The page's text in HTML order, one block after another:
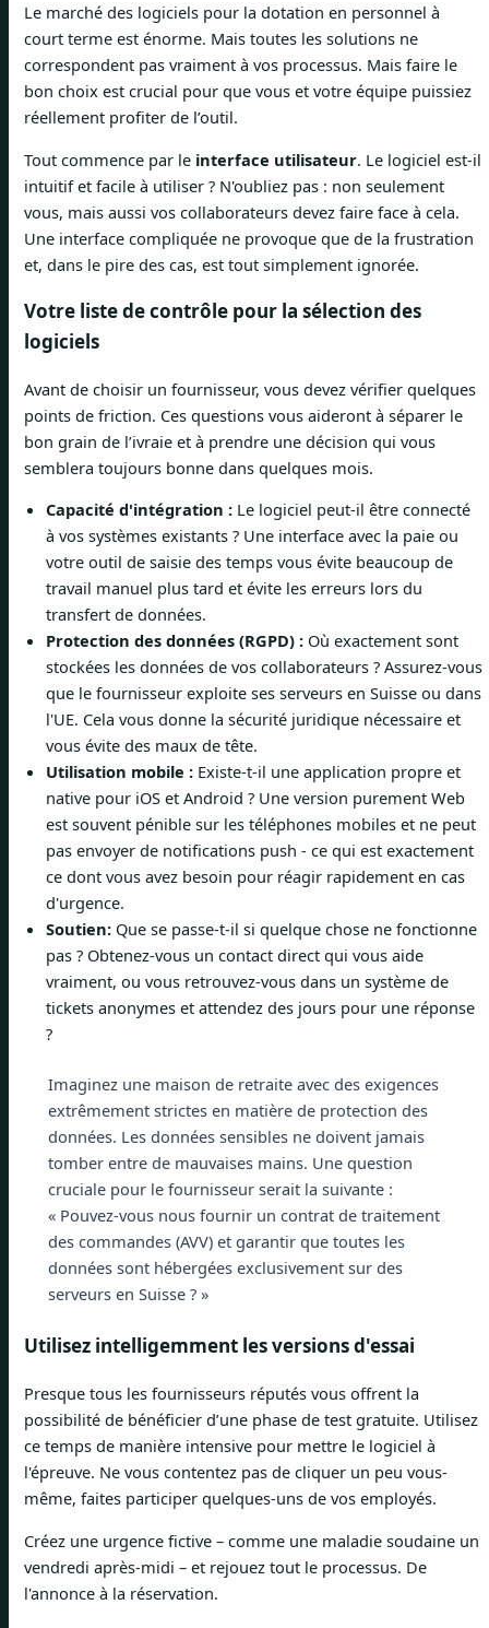
Le marché des logiciels pour la dotation en personnel à
court terme est énorme. Mais toutes les solutions ne
correspondent pas vraiment à vos processus. Mais faire le
bon choix est crucial pour que vous et votre équipe puissiez
réellement profiter de l’outil.
Tout commence par le interface utilisateur. Le logiciel est-il
intuitif et facile à utiliser ? N'oubliez pas : non seulement
vous, mais aussi vos collaborateurs devez faire face à cela.
Une interface compliquée ne provoque que de la frustration
et, dans le pire des cas, est tout simplement ignorée.
Votre liste de contrôle pour la sélection des
logiciels
Avant de choisir un fournisseur, vous devez vérifier quelques
points de friction. Ces questions vous aideront à séparer le
bon grain de l’ivraie et à prendre une décision qui vous
semblera toujours bonne dans quelques mois.
Capacité d'intégration : Le logiciel peut-il être connecté
à vos systèmes existants ? Une interface avec la paie ou
votre outil de saisie des temps vous évite beaucoup de
travail manuel plus tard et évite les erreurs lors du
transfert de données.
Protection des données (RGPD) : Où exactement sont
stockées les données de vos collaborateurs ? Assurez-vous
que le fournisseur exploite ses serveurs en Suisse ou dans
l'UE. Cela vous donne la sécurité juridique nécessaire et
vous évite des maux de tête.
Utilisation mobile : Existe-t-il une application propre et
native pour iOS et Android ? Une version purement Web
est souvent pénible sur les téléphones mobiles et ne peut
pas envoyer de notifications push - ce qui est exactement
ce dont vous avez besoin pour réagir rapidement en cas
d'urgence.
Soutien: Que se passe-t-il si quelque chose ne fonctionne
pas ? Obtenez-vous un contact direct qui vous aide
vraiment, ou vous retrouvez-vous dans un système de
tickets anonymes et attendez des jours pour une réponse
?
Imaginez une maison de retraite avec des exigences
extrêmement strictes en matière de protection des
données. Les données sensibles ne doivent jamais
tomber entre de mauvaises mains. Une question
cruciale pour le fournisseur serait la suivante :
« Pouvez-vous nous fournir un contrat de traitement
des commandes (AVV) et garantir que toutes les
données sont hébergées exclusivement sur des
serveurs en Suisse ? »
Utilisez intelligemment les versions d'essai
Presque tous les fournisseurs réputés vous offrent la
possibilité de bénéficier d’une phase de test gratuite. Utilisez
ce temps de manière intensive pour mettre le logiciel à
l'épreuve. Ne vous contentez pas de cliquer un peu vous-
même, faites participer quelques-uns de vos employés.
Créez une urgence fictive – comme une maladie soudaine un
vendredi après-midi – et rejouez tout le processus. De
l'annonce à la réservation.